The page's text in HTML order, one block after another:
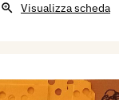
Visualizza scheda